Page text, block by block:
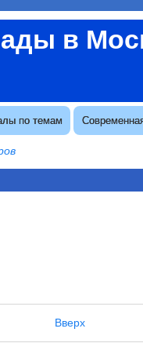
в
по темам
Вверх